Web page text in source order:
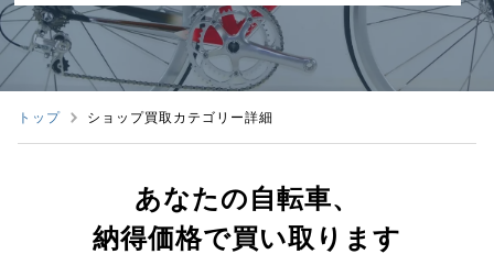
トップ ショップ買取カテゴリー詳細
あなたの自転車、
納得価格で買い取ります